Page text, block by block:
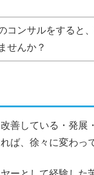
コンサルをすると
せんか？
改善している・発展
ば、徐々に変わっ